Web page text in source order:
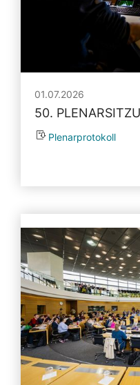
01.07.2026
50.
Plenarprotokoll